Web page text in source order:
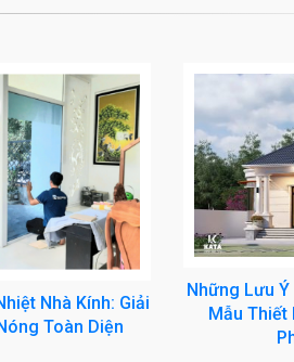
Nhà Kính: Giải
Toàn Diện
Những Lưu
Mẫu Thiết